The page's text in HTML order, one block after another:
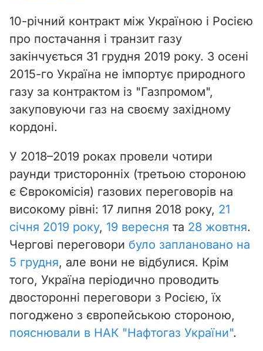
10-річний контракт між Україною і Росією
про постачання і транзит газу
закінчується 31 грудня 2019 року. З осені
2015-го Україна не імпортує природного
газу за контрактом із "Газпромом",
закуповуючи газ на своєму західному
кордоні.
У 2018–2019 роках провели чотири
раунди тристоронніх (третьою стороною
є Єврокомісія) газових переговорів на
високому рівні: 17 липня 2018 року, 21
січня 2019 року, 19 вересня та 28 жовтня.
Чергові переговори було заплановано на
5 грудня, але вони не відбулися. Крім
того, Україна періодично проводить
двосторонні переговори з Росією, їх
погоджено з європейською стороною,
пояснювали в НАК "Нафтогаз України".